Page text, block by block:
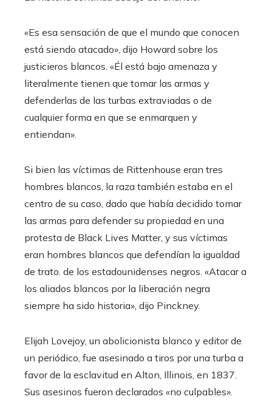
«Es esa sensación de que el mundo que conocen
está siendo atacado», dijo Howard sobre los
justicieros blancos. «Él está bajo amenaza y
literalmente tienen que tomar las armas y
defenderlas de las turbas extraviadas o de
cualquier forma en que se enmarquen y
entiendan».
Si bien las víctimas de Rittenhouse eran tres
hombres blancos, la raza también estaba en el
centro de su caso, dado que había decidido tomar
las armas para defender su propiedad en una
protesta de Black Lives Matter, y sus víctimas
eran hombres blancos que defendían la igualdad
de trato. de los estadounidenses negros. «Atacar a
los aliados blancos por la liberación negra
siempre ha sido historia», dijo Pinckney.
Elijah Lovejoy, un abolicionista blanco y editor de
un periódico, fue asesinado a tiros por una turba a
favor de la esclavitud en Alton, Illinois, en 1837.
Sus asesinos fueron declarados «no culpables».